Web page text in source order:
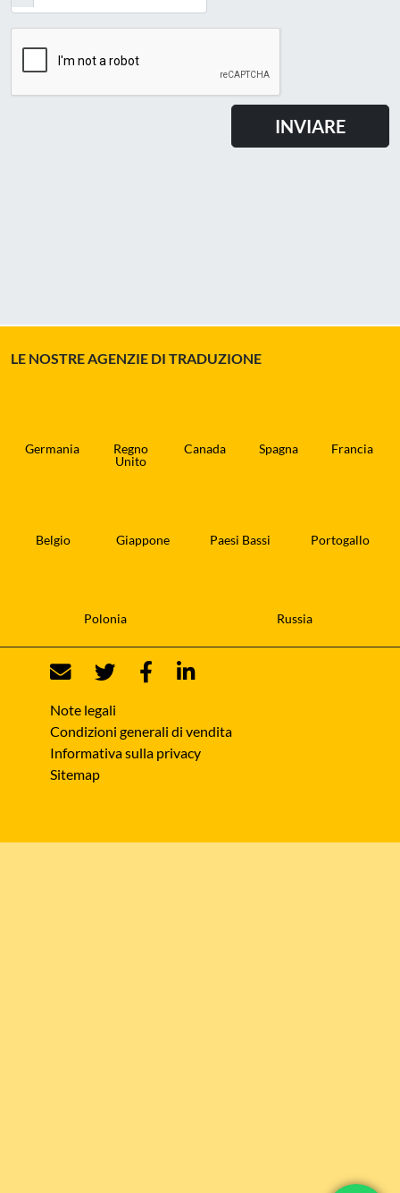
LE NOSTRE AGENZIE DI TRADUZIONE
Germania
Regno
Unito
Canada Spagna Francia
Belgio Giappone Paesi Bassi Portogallo
Polonia Russia
Note legali
Condizioni generali di vendita
Informativa sulla privacy
Sitemap